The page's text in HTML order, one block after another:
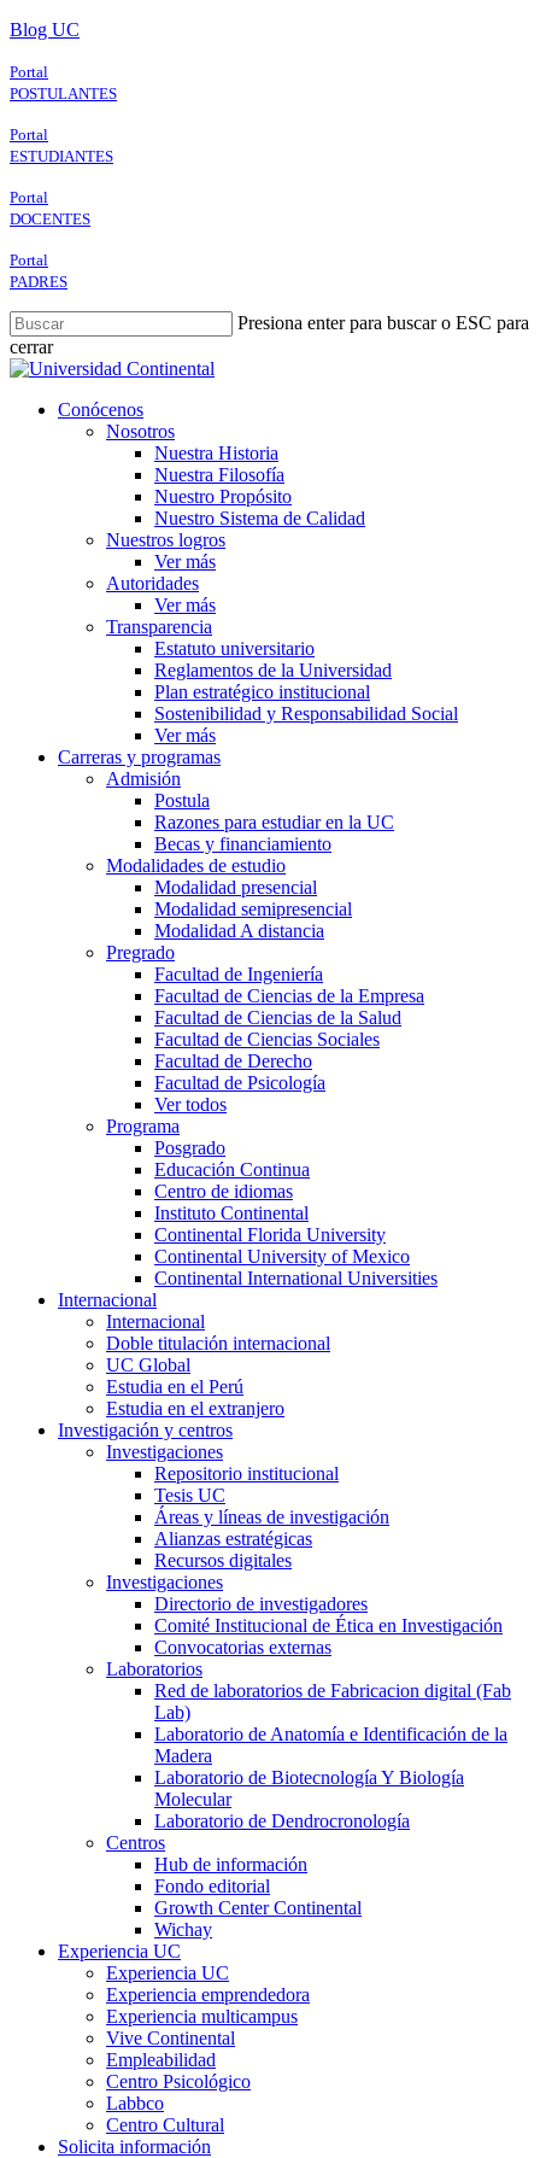
Skip
main
content
Blog UC
Portal
POSTULANTES
Portal
ESTUDIANTES
Portal
DOCENTES
Portal
PADRES
Presiona enter para buscar o ESC para
cerrar
Close
search
Menu
Conócenos
Nosotros
Nuestra Historia
Nuestra Filosofía
Nuestro Propósito
Nuestro Sistema de Calidad
Nuestros logros
Ver más
Autoridades
Ver más
Transparencia
Estatuto universitario
Reglamentos de la Universidad
Plan estratégico institucional
Sostenibilidad y Responsabilidad Social
Ver más
Carreras y programas
Admisión
Postula
Razones para estudiar en la UC
Becas y financiamiento
Modalidades de estudio
Modalidad presencial
Modalidad semipresencial
Modalidad A distancia
Pregrado
Facultad de Ingeniería
Facultad de Ciencias de la Empresa
Facultad de Ciencias de la Salud
Facultad de Ciencias Sociales
Facultad de Derecho
Facultad de Psicología
Ver todos
Programa
Posgrado
Educación Continua
Centro de idiomas
Instituto Continental
Continental Florida University
Continental University of Mexico
Continental International Universities
Internacional
Internacional
Doble titulación internacional
UC Global
Estudia en el Perú
Estudia en el extranjero
Investigación y centros
Investigaciones
Repositorio institucional
Tesis UC
Áreas y líneas de investigación
Alianzas estratégicas
Recursos digitales
Investigaciones
Directorio de investigadores
Comité Institucional de Ética en Investigación
Convocatorias externas
Laboratorios
Red de laboratorios de Fabricacion digital (Fab
Lab)
Laboratorio de Anatomía e Identificación de la
Madera
Laboratorio de Biotecnología Y Biología
Molecular
Laboratorio de Dendrocronología
Centros
Hub de información
Fondo editorial
Growth Center Continental
Wichay
Experiencia UC
Experiencia UC
Experiencia emprendedora
Experiencia multicampus
Vive Continental
Empleabilidad
Centro Psicológico
Labbco
Centro Cultural
Solicita información